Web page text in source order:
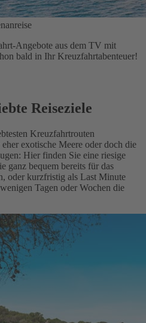
Angebote aus dem TV mit
bald in Ihr Kreuzfahrtabenteuer!
Reiseziele
Kreuzfahrtrouten
exotische Meere oder doch die
Hier finden Sie eine riesige
ganz bequem bereits für das
oder kurzfristig als Last Minute
Tagen oder Wochen die